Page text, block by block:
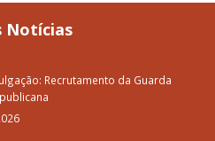
Notícias
Recrutamento da Guarda